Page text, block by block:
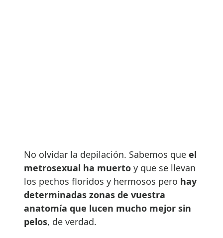
No olvidar la depilación. Sabemos que el
metrosexual ha muerto y que se llevan
los pechos floridos y hermosos pero hay
determinadas zonas de vuestra
anatomía que lucen mucho mejor sin
pelos, de verdad.